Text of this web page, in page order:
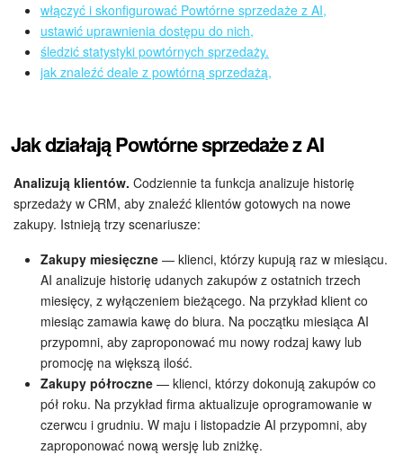
Ustawienia
Subskrypcja
Widżet pracownika
Centrum Kontaktowe
Baza Wiedzy
CRM + Sklep internetowy
Wsparcie Bitrix24
AI CoPilot
włączyć i skonfigurować Powtórne sprzedaże z AI,
ustawić uprawnienia dostępu do nich,
śledzić statystyki powtórnych sprzedaży.
jak znaleźć deale z powtórną sprzedażą,
Jak działają Powtórne sprzedaże z AI
Analizują klientów. Codziennie ta funkcja analizuje historię
sprzedaży w CRM, aby znaleźć klientów gotowych na nowe
zakupy. Istnieją trzy scenariusze:
Zakupy miesięczne — klienci, którzy kupują raz w miesiącu.
AI analizuje historię udanych zakupów z ostatnich trzech
miesięcy, z wyłączeniem bieżącego. Na przykład klient co
miesiąc zamawia kawę do biura. Na początku miesiąca AI
przypomni, aby zaproponować mu nowy rodzaj kawy lub
promocję na większą ilość.
Zakupy półroczne — klienci, którzy dokonują zakupów co
pół roku. Na przykład firma aktualizuje oprogramowanie w
czerwcu i grudniu. W maju i listopadzie AI przypomni, aby
zaproponować nową wersję lub zniżkę.